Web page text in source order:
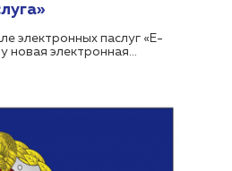
электронных паслуг «Е-
новая электронная
парушэннях Правілаў